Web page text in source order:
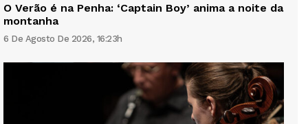
O Verão é na Penha: ‘Captain Boy’ anima a noite da
montanha
6 De Agosto De 2026, 16:23h